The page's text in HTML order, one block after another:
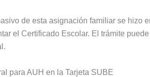
de esta asignación familiar se hizo
el Certificado Escolar. El trámite
para AUH en la Tarjeta SUBE